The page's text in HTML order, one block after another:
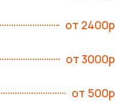
от 2400р
от 3000р
от 500р